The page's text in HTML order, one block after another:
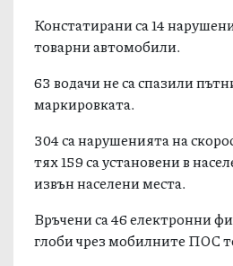
Констатирани са 14
товарни автомобили.
63 водачи не са спазили
маркировката.
304 са нарушенията на
тях 159 са установени в
извън населени места.
Връчени са 46 електронни
глоби чрез мобилните ПОС